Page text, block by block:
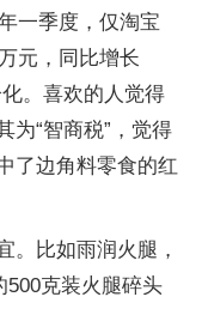
一季度，仅淘宝
元，同比增长
。喜欢的人觉得
为“智商税”，觉得
了边角料零食的红
。比如雨润火腿，
500克装火腿碎头